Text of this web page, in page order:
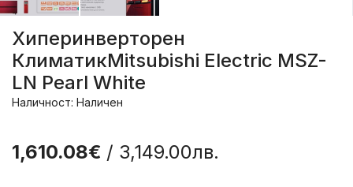
Хиперинверторен
КлиматикMitsubishi Electric MSZ-
LN Pearl White
Наличност: Наличен
1,610.08€ / 3,149.00лв.